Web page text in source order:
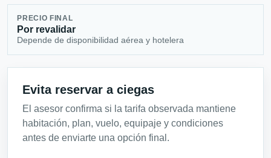
PRECIO FINAL
Por revalidar
Depende de disponibilidad aérea y hotelera
Evita reservar a ciegas
El asesor confirma si la tarifa observada mantiene
habitación, plan, vuelo, equipaje y condiciones
antes de enviarte una opción final.